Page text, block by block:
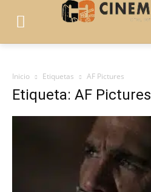
Inicio Etiquetas AF Pictures
Etiqueta: AF Pictures